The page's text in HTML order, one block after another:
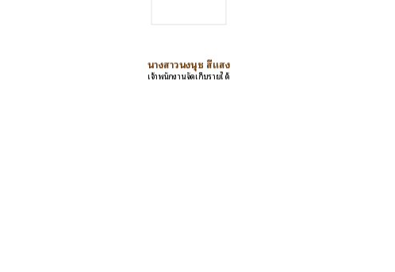
นางสาวนงนุช สีแสง
เจ้าพนักงานจัดเก็บรายได้